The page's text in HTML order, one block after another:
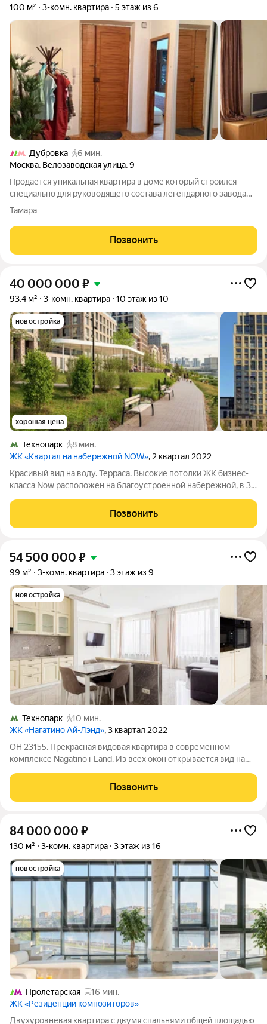
100 м² 3-комн. квартира 5 этаж из 6
Дубровка
6 мин.
Москва, Велозаводская улица,9
Продаётся уникальная квартира в доме который строился
специально для руководящего состава легендарного завода
ЗИЛ: директоров, ведущих инженеров и специалистов
предприятия. Квартира светлая и очень просторная. Окна
выходят сразу на три стороны: на
Тамара
Позвонить
40 000 000 ₽
93,4 м² 3-комн. квартира 10 этаж из 10
новостройка
хорошая цена
Технопарк
8 мин.
ЖК «Квартал на набережной NOW», 2 квартал 2022
Красивый вид на воду. Терраса. Высокие потолки ЖК бизнес-
класса Now расположен на благоустроенной набережной, в 30
жилого комплекса: школа, детский сад, 15 детских площадок,
променад,
Позвонить
54 500 000 ₽
99 м² 3-комн. квартира 3 этаж из 9
новостройка
Технопарк
10 мин.
ЖК «Нагатино Ай-Лэнд», 3 квартал 2022
ОН 23155. Прекрасная видовая квартира в современном
комплексе Nagatino i-Land. Из всех окон открывается вид на
тонах. Пространство рационально спланировано: кухня-
столовая, 2 спальни, кабинет, 2
Позвонить
84 000 000 ₽
130 м² 3-комн. квартира 3 этаж из 16
новостройка
Пролетарская
16 мин.
ЖК «Резиденции композиторов»
Двухуровневая квартира с двумя спальнями общей площадью